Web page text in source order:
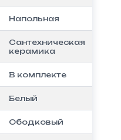
Напольная
Сантехническая
керамика
В комплекте
Белый
Ободковый